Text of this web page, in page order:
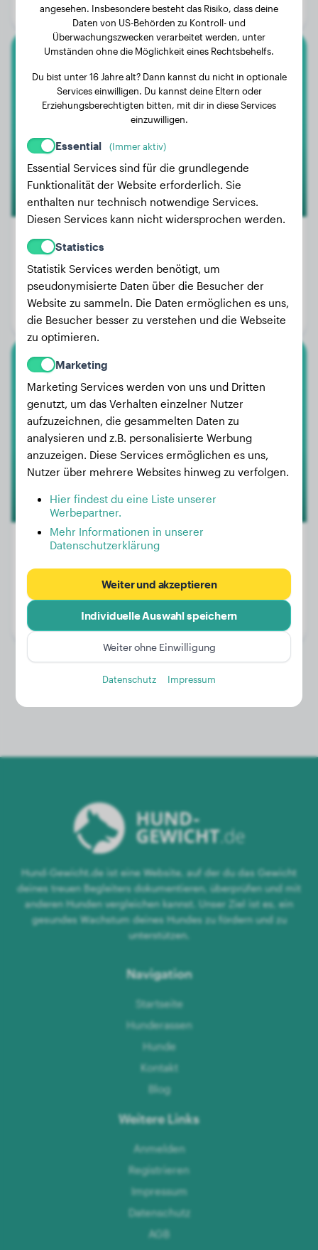
Geschlecht:
Hündinn
Cookie
Gewicht:
Alter:
5 Jahre, 8 Monate
Geschlecht:
Hündinn
Alba
1
Alter:
3 Jahre, 5 Monate
Geschlecht:
Hund-Gewicht.de ist eine Website, auf der du das Gewicht
deines treuen Begleiters dokumentieren, überprüfen und mit
anderen Hunden vergleichen kannst. Unser Ziel ist es, ein
gesundes Wachstum deines Hundes zu fördern und zu
unterstützen.
Navigation
Startseite
Hunderassen
Hunde
Kontakt
Blog
Weitere Links
Anmelden
Registrieren
Impressum
Datenschutz
AGB
angesehen. Insbesondere besteht das Risiko, dass deine
Daten von US-Behörden zu Kontroll- und
Überwachungszwecken verarbeitet werden, unter
Umständen ohne die Möglichkeit eines Rechtsbehelfs.
Du bist unter 16 Jahre alt? Dann kannst du nicht in optionale
Services einwilligen. Du kannst deine Eltern oder
Erziehungsberechtigten bitten, mit dir in diese Services
einzuwilligen.
Essential (Immer aktiv)
Essential Services sind für die grundlegende
Funktionalität der Website erforderlich. Sie
enthalten nur technisch notwendige Services.
Diesen Services kann nicht widersprochen werden.
Statistics
Statistik Services werden benötigt, um
pseudonymisierte Daten über die Besucher der
Website zu sammeln. Die Daten ermöglichen es uns,
die Besucher besser zu verstehen und die Webseite
zu optimieren.
Marketing
Marketing Services werden von uns und Dritten
genutzt, um das Verhalten einzelner Nutzer
aufzuzeichnen, die gesammelten Daten zu
analysieren und z.B. personalisierte Werbung
anzuzeigen. Diese Services ermöglichen es uns,
Nutzer über mehrere Websites hinweg zu verfolgen.
Hier findest du eine Liste unserer
Werbepartner.
Mehr Informationen in unserer
Datenschutzerklärung
Weiter und akzeptieren
Individuelle Auswahl speichern
Weiter ohne Einwilligung
Datenschutz Impressum